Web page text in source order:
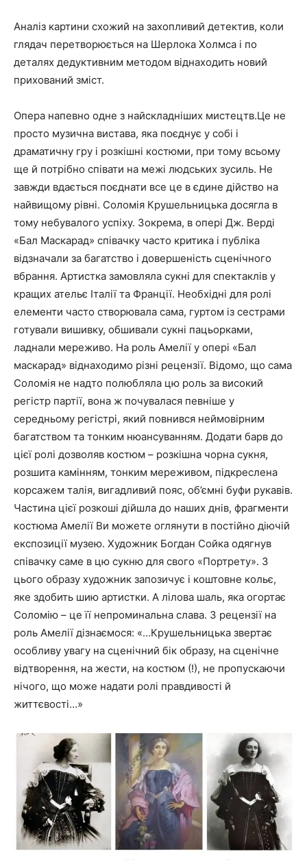
Аналіз картини схожий на захопливий детектив, коли
глядач перетворюється на Шерлока Холмса і по
деталях дедуктивним методом віднаходить новий
прихований зміст.
Опера напевно одне з найскладніших мистецтв.Це не
просто музична вистава, яка поєднує у собі і
драматичну гру і розкішні костюми, при тому всьому
ще й потрібно співати на межі людських зусиль. Не
завжди вдається поєднати все це в єдине дійство на
найвищому рівні. Соломія Крушельницька досягла в
тому небувалого успіху. Зокрема, в опері Дж. Верді
«Бал Маскарад» співачку часто критика і публіка
відзначали за багатство і довершеність сценічного
вбрання. Артистка замовляла сукні для спектаклів у
кращих ательє Італії та Франції. Необхідні для ролі
елементи часто створювала сама, гуртом із сестрами
готували вишивку, обшивали сукні пацьорками,
ладнали мереживо. На роль Амелії у опері «Бал
маскарад» віднаходимо різні рецензії. Відомо, що сама
Соломія не надто полюбляла цю роль за високий
регістр партії, вона ж почувалася певніше у
середньому регістрі, який повнився неймовірним
багатством та тонким нюансуванням. Додати барв до
цієї ролі дозволяв костюм – розкішна чорна сукня,
розшита камінням, тонким мереживом, підкреслена
корсажем талія, вигадливий пояс, об’ємні буфи рукавів.
Частина цієї розкоші дійшла до наших днів, фрагменти
костюма Амелії Ви можете оглянути в постійно діючій
експозиції музею. Художник Богдан Сойка одягнув
співачку саме в цю сукню для свого «Портрету». З
цього образу художник запозичує і коштовне кольє,
яке здобить шию артистки. А лілова шаль, яка огортає
Соломію – це її непроминальна слава. З рецензії на
роль Амелії дізнаємося: «…Крушельницька звертає
особливу увагу на сценічний бік образу, на сценічне
відтворення, на жести, на костюм (!), не пропускаючи
нічого, що може надати ролі правдивості й
життєвості…»